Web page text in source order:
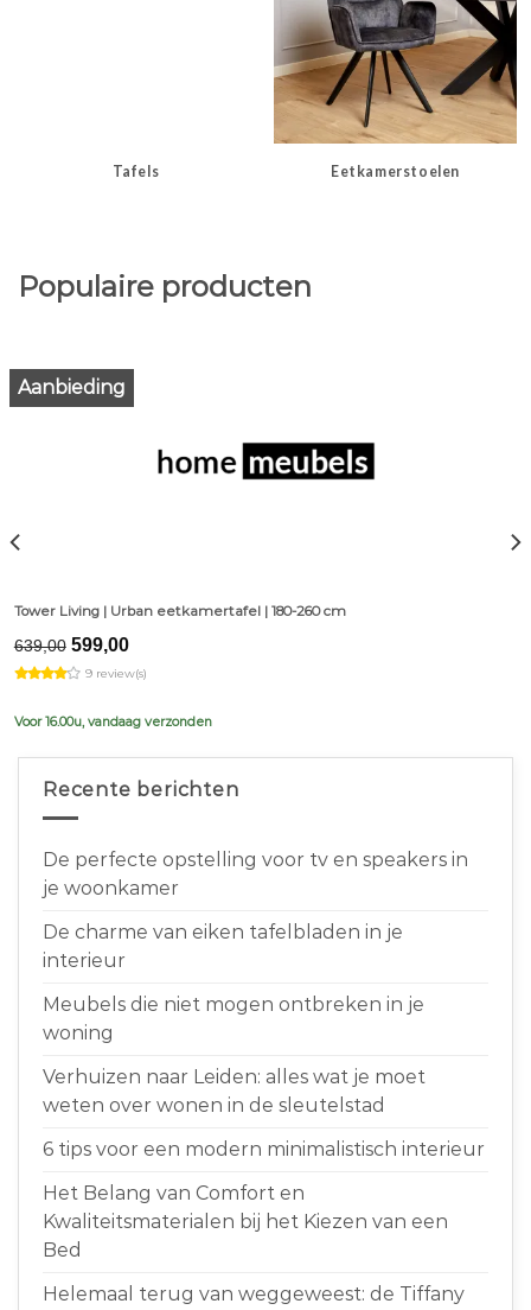
Tafels Eetkamerstoelen
Populaire producten
Aanbieding
Tower Living | Urban eetkamertafel | 180-260 cm
639,00 Original
price
was:
599,00Current
is:
9 review(s)
Voor 16.00u, vandaag verzonden
Recente berichten
De perfecte opstelling voor tv en speakers in
je woonkamer
De charme van eiken tafelbladen in je
interieur
Meubels die niet mogen ontbreken in je
woning
Verhuizen naar Leiden: alles wat je moet
weten over wonen in de sleutelstad
6 tips voor een modern minimalistisch interieur
Het Belang van Comfort en
Kwaliteitsmaterialen bij het Kiezen van een
Bed
Helemaal terug van weggeweest: de Tiffany